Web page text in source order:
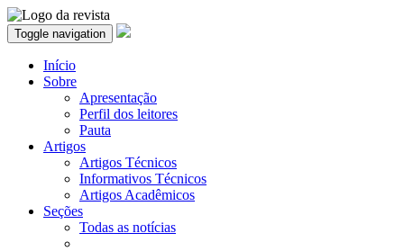
Toggle navigation
Início
Sobre
Apresentação
Perfil dos leitores
Pauta
Artigos
Artigos Técnicos
Informativos Técnicos
Artigos Acadêmicos
Seções
Todas as notícias